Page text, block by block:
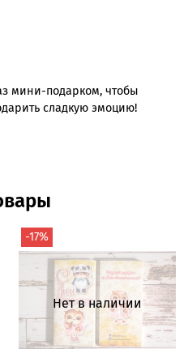
мини-подарком, чтобы
сладкую эмоцию!
Нет в наличии
-17%